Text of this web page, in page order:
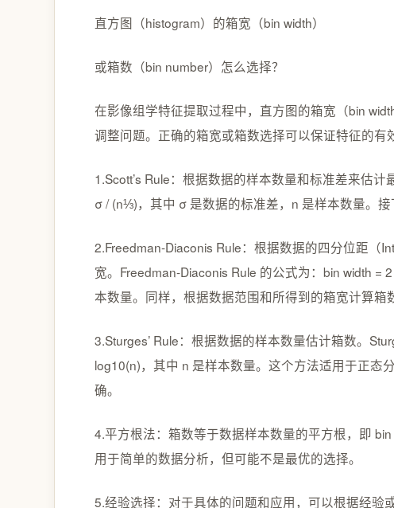
直方图（histogram）的箱宽（bin width）
或箱数（bin number）怎么选择？
在影像组学特征提取过程中，直方图的箱宽（bin
调整问题。正确的箱宽或箱数选择可以保证特征的有
1.Scott’s Rule：根据数据的样本数量和标准差来估
σ / (n⅓)，其中 σ 是数据的标准差，n 是样本数量。
2.Freedman-Diaconis Rule：根据数据的四分位距（
宽。Freedman-Diaconis Rule 的公式为：bin width =
本数量。同样，根据数据范围和所得到的箱宽计算箱
3.Sturges’ Rule：根据数据的样本数量估计箱数。
log10(n)，其中 n 是样本数量。这个方法适用于正态
确。
4.平方根法：箱数等于数据样本数量的平方根，即
用于简单的数据分析，但可能不是最优的选择。
5.经验选择：对于具体的问题和应用，可以根据经